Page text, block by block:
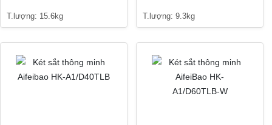
T.lượng: 15.6kg T.lượng: 9.3kg